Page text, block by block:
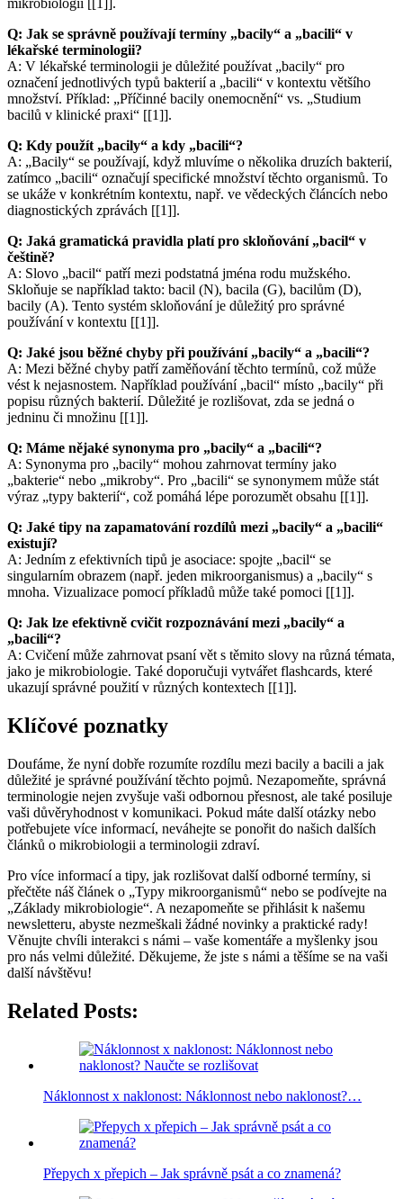
mikrobiologii [[1]].
Q: Jak se správně používají termíny „bacily“ a „bacili“ v
lékařské terminologii?
A: V lékařské terminologii je důležité používat „bacily“ pro
označení jednotlivých typů bakterií a „bacili“ v kontextu většího
množství. Příklad: „Příčinné bacily onemocnění“ vs. „Studium
bacilů v klinické praxi“ [[1]].
Q: Kdy použít „bacily“ a kdy „bacili“?
A: „Bacily“ se používají, když mluvíme o několika druzích bakterií,
zatímco „bacili“ označují specifické množství těchto organismů. To
se ukáže v konkrétním kontextu, např. ve vědeckých článcích nebo
diagnostických zprávách [[1]].
Q: Jaká gramatická pravidla platí pro skloňování „bacil“ v
češtině?
A: Slovo „bacil“ patří mezi podstatná jména rodu mužského.
Skloňuje se například takto: bacil (N), bacila (G), bacilům (D),
bacily (A). Tento systém skloňování je důležitý pro správné
používání v kontextu [[1]].
Q: Jaké jsou běžné chyby při používání „bacily“ a „bacili“?
A: Mezi běžné chyby patří zaměňování těchto termínů, což může
vést k nejasnostem. Například používání „bacil“ místo „bacily“ při
popisu různých bakterií. Důležité je rozlišovat, zda se jedná o
jedninu či množinu [[1]].
Q: Máme nějaké synonyma pro „bacily“ a „bacili“?
A: Synonyma pro „bacily“ mohou zahrnovat termíny jako
„bakterie“ nebo „mikroby“. Pro „bacili“ se synonymem může stát
výraz „typy bakterií“, což pomáhá lépe porozumět obsahu [[1]].
Q: Jaké tipy na zapamatování rozdílů mezi „bacily“ a „bacili“
existují?
A: Jedním z efektivních tipů je asociace: spojte „bacil“ se
singularním obrazem (např. jeden mikroorganismus) a „bacily“ s
mnoha. Vizualizace pomocí příkladů může také pomoci [[1]].
Q: Jak lze efektivně cvičit rozpoznávání mezi „bacily“ a
„bacili“?
A: Cvičení může zahrnovat psaní vět s těmito slovy na různá témata,
jako je mikrobiologie. Také doporučuji vytvářet flashcards, které
ukazují správné použití v různých kontextech [[1]].
Klíčové poznatky
Doufáme, že nyní dobře rozumíte rozdílu mezi bacily a bacili a jak
důležité je správné používání těchto pojmů. Nezapomeňte, správná
terminologie nejen zvyšuje vaši odbornou přesnost, ale také posiluje
vaši důvěryhodnost v komunikaci. Pokud máte další otázky nebo
potřebujete více informací, neváhejte se ponořit do našich dalších
článků o mikrobiologii a terminologii zdraví.
Pro více informací a tipy, jak rozlišovat další odborné termíny, si
přečtěte náš článek o „Typy mikroorganismů“ nebo se podívejte na
„Základy mikrobiologie“. A nezapomeňte se přihlásit k našemu
newsletteru, abyste nezmeškali žádné novinky a praktické rady!
Věnujte chvíli interakci s námi – vaše komentáře a myšlenky jsou
pro nás velmi důležité. Děkujeme, že jste s námi a těšíme se na vaši
další návštěvu!
Related Posts:
Náklonnost x naklonost: Náklonnost nebo naklonost?…
Přepych x přepich – Jak správně psát a co znamená?